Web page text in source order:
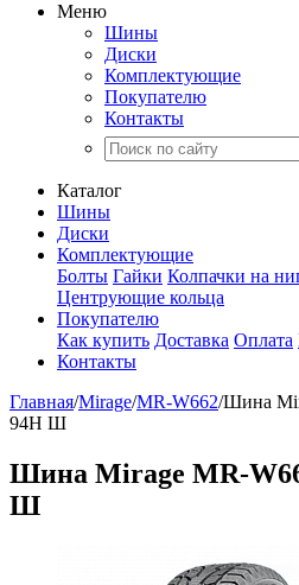
Меню
Шины
Диски
Комплектующие
Покупателю
Контакты
Каталог
Шины
Диски
Комплектующие
Болты Гайки Колпачки на
Центрующие кольца
Покупателю
Как купить Доставка Оплата
Контакты
Главная/Mirage/MR-W662/Шина
94H Ш
Шина Mirage MR-
Ш